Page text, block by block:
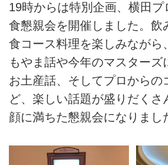
19時からは特別企画、横田プ
食懇親会を開催しました。飲
食コース料理を楽しみながら
もやま話や今年のマスターズ
お土産話、そしてプロからの
ど、楽しい話題が盛りだくさ
顔に満ちた懇親会になりまし